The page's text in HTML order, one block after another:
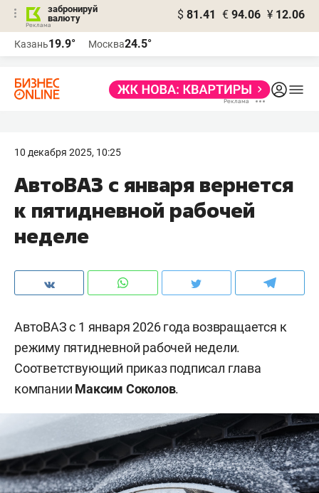
забронируй
валюту
$ 81.41 € 94.06 ¥ 12.06
Казань19.9° Москва24.5°
10 декабря 2025, 10:25
АвтоВАЗ с января вернется
к пятидневной рабочей
неделе
АвтоВАЗ с 1 января 2026 года возвращается к
режиму пятидневной рабочей недели.
Соответствующий приказ подписал глава
компании Максим Соколов.